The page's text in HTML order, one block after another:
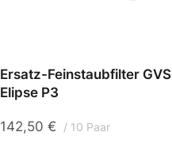
Ersatz-Feinstaubfilter GVS
Elipse P3
142,50 € 10 Paar